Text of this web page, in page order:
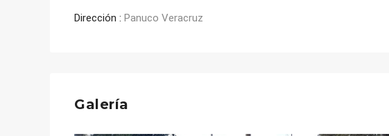
Dirección : Panuco Veracruz
Galería